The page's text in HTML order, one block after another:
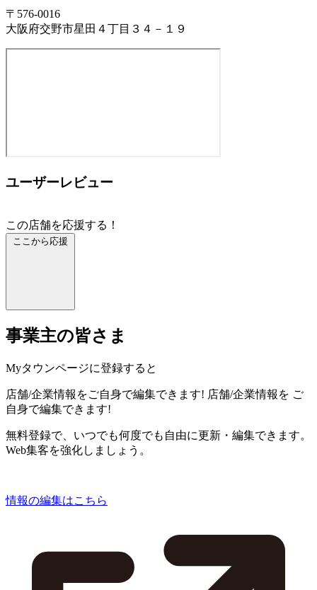
〒576-0016
大阪府交野市星田４丁目３４－１９
ユーザーレビュー
この店舗を応援する！
ここから応援
事業主の皆さま
Myタウンページに登録すると
店舗/企業情報をご自身で編集できます! 店舗/企業情報を ご
自身で編集できます!
無料登録で、いつでも何度でも自由に更新・編集できます。
Web集客を強化しましょう。
情報の編集はこちら